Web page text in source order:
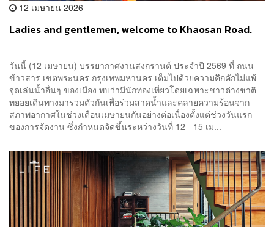
12 เมษายน 2026
Ladies and gentlemen, welcome to Khaosan Road.
วันนี้ (12 เมษายน) บรรยากาศงานสงกรานต์ ประจำปี 2569 ที่ ถนน
ข้าวสาร เขตพระนคร กรุงเทพมหานคร เต็มไปด้วยความคึกคักไม่แพ้
จุดเล่นน้ำอื่นๆ ของเมือง พบว่ามีนักท่องเที่ยวโดยเฉพาะชาวต่างชาติ
ทยอยเดินทางมารวมตัวกันเพื่อร่วมสาดน้ำและคลายความร้อนจาก
สภาพอากาศในช่วงเดือนเมษายนกันอย่างต่อเนื่องตั้งแต่ช่วงวันแรก
ของการจัดงาน ซึ่งกำหนดจัดขึ้นระหว่างวันที่ 12 - 15 เม...